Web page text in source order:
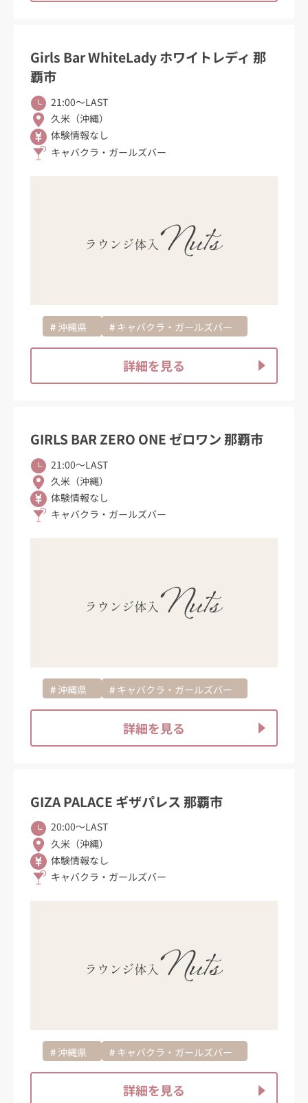
Girls Bar WhiteLady ホワイトレディ 那
覇市
21:00〜LAST
久米（沖縄）
体験情報なし
キャバクラ・ガールズバー
沖縄県 キャバクラ・ガールズバー
詳細を見る
GIRLS BAR ZERO ONE ゼロワン 那覇市
21:00〜LAST
久米（沖縄）
体験情報なし
キャバクラ・ガールズバー
沖縄県 キャバクラ・ガールズバー
詳細を見る
GIZA PALACE ギザパレス 那覇市
20:00〜LAST
久米（沖縄）
体験情報なし
キャバクラ・ガールズバー
沖縄県 キャバクラ・ガールズバー
詳細を見る